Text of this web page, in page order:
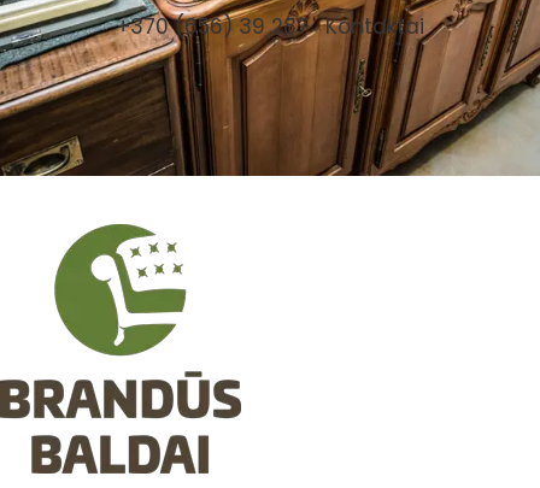
+370 (656) 39 287 Kontaktai